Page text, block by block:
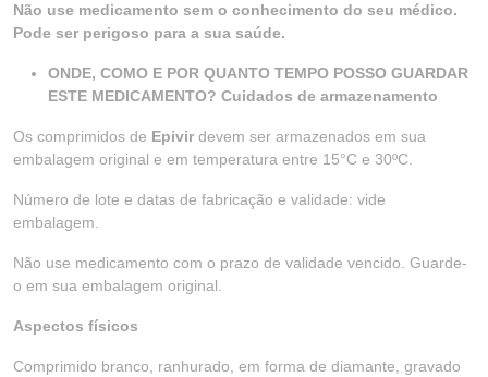
Não use medicamento sem o conhecimento do seu médico.
Pode ser perigoso para a sua saúde.
ONDE, COMO E POR QUANTO TEMPO POSSO GUARDAR
ESTE MEDICAMENTO? Cuidados de armazenamento
Os comprimidos de Epivir devem ser armazenados em sua
embalagem original e em temperatura entre 15°C e 30ºC.
Número de lote e datas de fabricação e validade: vide
embalagem.
Não use medicamento com o prazo de validade vencido. Guarde-
o em sua embalagem original.
Aspectos físicos
Comprimido branco, ranhurado, em forma de diamante, gravado